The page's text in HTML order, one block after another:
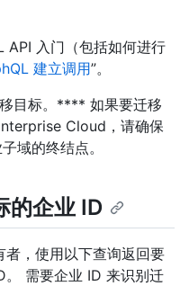
入门（包括如何进行
建立调用”。
目标。**** 如果要迁移
Cloud，请确保
域的终结点。
的企业 ID
，使用以下查询返回要
。 需要企业 ID 来识别迁